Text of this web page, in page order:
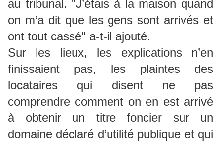
au tribunal. "J’étais à la maison quand
on m’a dit que les gens sont arrivés et
ont tout cassé" a-t-il ajouté.
Sur les lieux, les explications n’en
finissaient pas, les plaintes des
locataires qui disent ne pas
comprendre comment on en est arrivé
à obtenir un titre foncier sur un
domaine déclaré d’utilité publique et qui